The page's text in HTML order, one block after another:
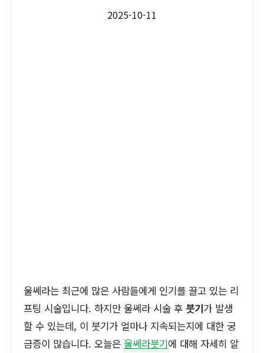
2025-10-11
울쎄라는 최근에 많은 사람들에게 인기를 끌고 있는 리
프팅 시술입니다. 하지만 울쎄라 시술 후 붓기가 발생
할 수 있는데, 이 붓기가 얼마나 지속되는지에 대한 궁
금증이 많습니다. 오늘은 울쎄라붓기에 대해 자세히 알